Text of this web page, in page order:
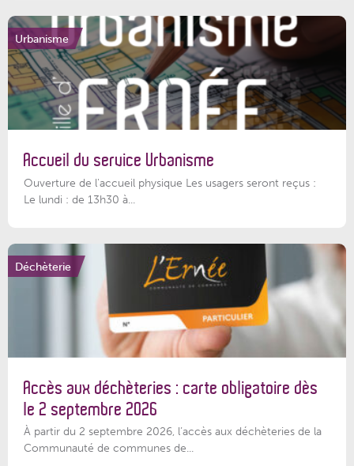
Urbanisme
Accueil du service Urbanisme
Ouverture de l'accueil physique Les usagers seront reçus :
Le lundi : de 13h30 à...
Déchèterie
Accès aux déchèteries : carte obligatoire dès
le 2 septembre 2026
À partir du 2 septembre 2026, l’accès aux déchèteries de la
Communauté de communes de...